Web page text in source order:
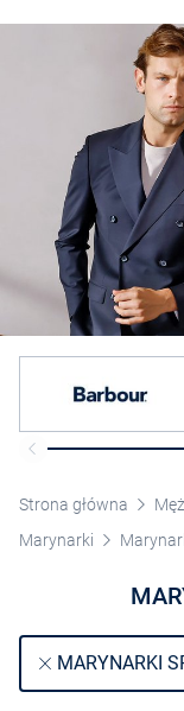
Strona główna
Marynarki
MARYNARKI